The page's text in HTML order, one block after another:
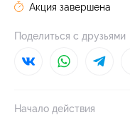
Акция завершена
Поделиться с друзьями
Начало действия